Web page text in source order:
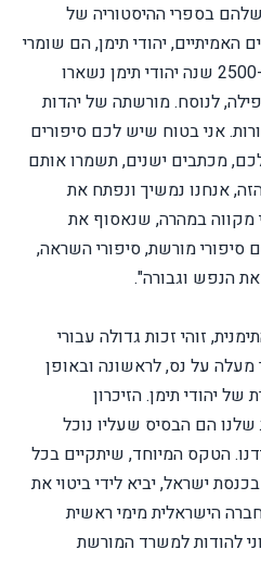
בספרי ההיסטוריה של
יהודי תימן, הם שומרי
הגחלת של עם ישראל. יותר מ-2500 שנה יהודי תימן נשארו
לנוסח. מורשתה של יהדות
אני בטוח שיש לכם סיפורים
מכתבים ישנים, תשמרו אותם
אנחנו נמשיך ונפתח את
מקווה במהרה, שנאסוף את
סיפורי מורשת, סיפורי השראה,
הנפש וגבורה".
זוהי זכות גדולה עבורי
על נס, לראשונה ובאופן
יהודי תימן. הזיכרון
הם הבסיס שעליו נוכל
הטקס המיוחד, שיתקיים בכל
ישראל, יביא לידי ביטוי את
הישראלית מימי ראשית
להודות למשרד המורשת